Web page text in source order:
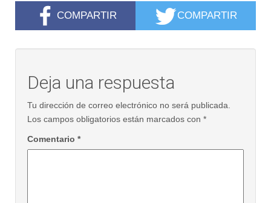
COMPARTIR COMPARTIR
Deja una respuesta
Tu dirección de correo electrónico no será publicada.
Los campos obligatorios están marcados con *
Comentario *